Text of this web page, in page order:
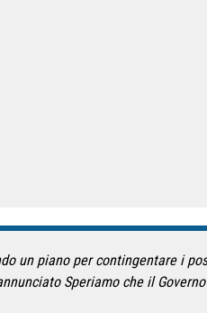
un piano per contingentare i
Speriamo che il